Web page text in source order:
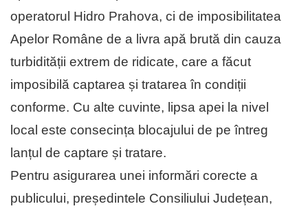
operatorul Hidro Prahova, ci de imposibilitatea
Apelor Române de a livra apă brută din cauza
turbidității extrem de ridicate, care a făcut
imposibilă captarea și tratarea în condiții
conforme. Cu alte cuvinte, lipsa apei la nivel
local este consecința blocajului de pe întreg
lanțul de captare și tratare.
Pentru asigurarea unei informări corecte a
publicului, președintele Consiliului Județean,